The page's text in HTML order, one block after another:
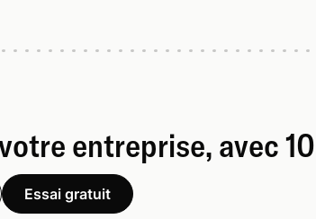
entreprise, avec
Essai gratuit